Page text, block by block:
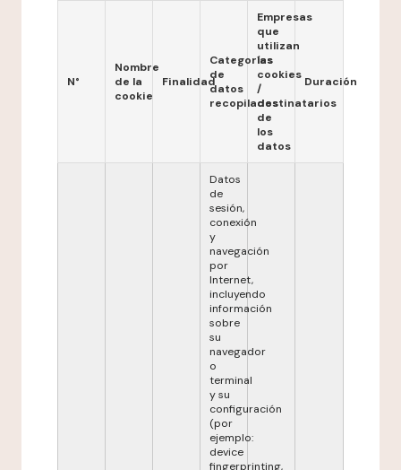
N°
Nombre
de la
cookie
Finalidad
Categorías
de
datos
recopilados
Empresas
que
utilizan
las
cookies
/
destinatarios
de
los
datos
Duración
Datos
de
sesión,
conexión
y
navegación
por
Internet,
incluyendo
información
sobre
su
navegador
o
terminal
y su
configuración
(por
ejemplo:
device
fingerprinting,